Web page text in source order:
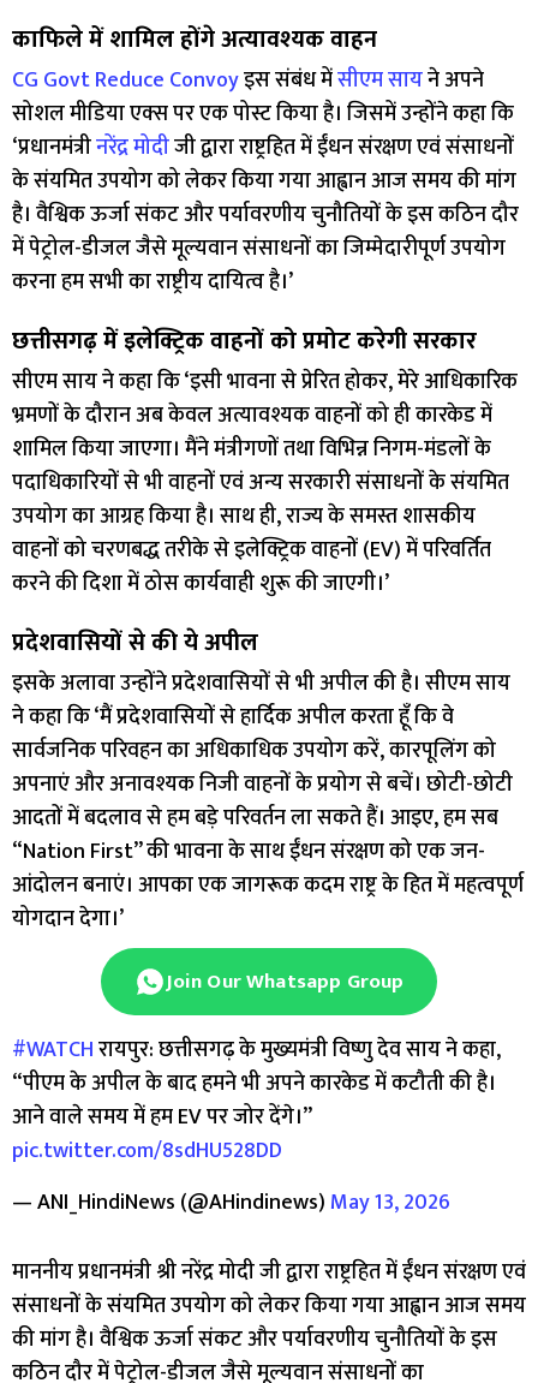
काफिले में शामिल होंगे अत्यावश्यक वाहन
CG Govt Reduce Convoyइस संबंध मेंसीएम सायने अपने
सोशल मीडिया एक्स पर एक पोस्ट किया है। जिसमें उन्होंने कहा कि
‘प्रधानमंत्रीनरेंद्र मोदीजी द्वारा राष्ट्रहित में ईंधन संरक्षण एवं संसाधनों
के संयमित उपयोग को लेकर किया गया आह्वान आज समय की मांग
है। वैश्विक ऊर्जा संकट और पर्यावरणीय चुनौतियों के इस कठिन दौर
में पेट्रोल-डीजल जैसे मूल्यवान संसाधनों का जिम्मेदारीपूर्ण उपयोग
करना हम सभी का राष्ट्रीय दायित्व है।’
छत्तीसगढ़ में इलेक्ट्रिक वाहनों को प्रमोट करेगी सरकार
सीएम साय ने कहा कि ‘इसी भावना से प्रेरित होकर, मेरे आधिकारिक
भ्रमणों के दौरान अब केवल अत्यावश्यक वाहनों को ही कारकेड में
शामिल किया जाएगा। मैंने मंत्रीगणों तथा विभिन्न निगम-मंडलों के
पदाधिकारियों से भी वाहनों एवं अन्य सरकारी संसाधनों के संयमित
उपयोग का आग्रह किया है। साथ ही, राज्य के समस्त शासकीय
वाहनों को चरणबद्ध तरीके से इलेक्ट्रिक वाहनों (EV) में परिवर्तित
करने की दिशा में ठोस कार्यवाही शुरू की जाएगी।’
प्रदेशवासियों से की ये अपील
इसके अलावा उन्होंने प्रदेशवासियों से भी अपील की है। सीएम साय
ने कहा कि ‘मैं प्रदेशवासियों से हार्दिक अपील करता हूँ कि वे
सार्वजनिक परिवहन का अधिकाधिक उपयोग करें, कारपूलिंग को
अपनाएं और अनावश्यक निजी वाहनों के प्रयोग से बचें। छोटी-छोटी
आदतों में बदलाव से हम बड़े परिवर्तन ला सकते हैं। आइए, हम सब
“Nation First” की भावना के साथ ईंधन संरक्षण को एक जन-
आंदोलन बनाएं। आपका एक जागरूक कदम राष्ट्र के हित में महत्वपूर्ण
योगदान देगा।’
Join Our Whatsapp Group
#WATCHरायपुर: छत्तीसगढ़ के मुख्यमंत्री विष्णु देव साय ने कहा,
“पीएम के अपील के बाद हमने भी अपने कारकेड में कटौती की है।
आने वाले समय में हम EV पर जोर देंगे।”
pic.twitter.com/8sdHU528DD
— ANI_HindiNews (@AHindinews) May 13, 2026
माननीय प्रधानमंत्री श्री नरेंद्र मोदी जी द्वारा राष्ट्रहित में ईंधन संरक्षण एवं
संसाधनों के संयमित उपयोग को लेकर किया गया आह्वान आज समय
की मांग है। वैश्विक ऊर्जा संकट और पर्यावरणीय चुनौतियों के इस
कठिन दौर में पेट्रोल-डीजल जैसे मूल्यवान संसाधनों का